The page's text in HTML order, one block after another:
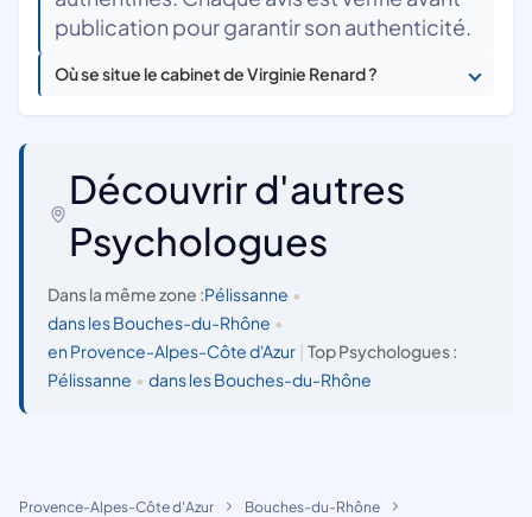
publication pour garantir son authenticité.
Où se situe le cabinet de Virginie Renard ?
Découvrir d'autres
Psychologues
Dans la même zone :Pélissanne •
dans les Bouches-du-Rhône •
en Provence-Alpes-Côte d'Azur
Top Psychologues :
Pélissanne • dans les Bouches-du-Rhône
Provence-Alpes-Côte d'Azur
Bouches-du-Rhône